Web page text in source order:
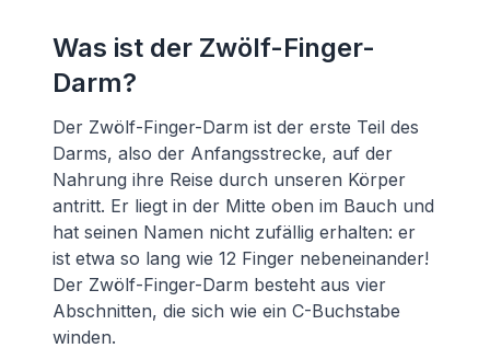
Was ist der Zwölf-Finger-
Darm?
Der Zwölf-Finger-Darm ist der erste Teil des
Darms, also der Anfangsstrecke, auf der
Nahrung ihre Reise durch unseren Körper
antritt. Er liegt in der Mitte oben im Bauch und
hat seinen Namen nicht zufällig erhalten: er
ist etwa so lang wie 12 Finger nebeneinander!
Der Zwölf-Finger-Darm besteht aus vier
Abschnitten, die sich wie ein C-Buchstabe
winden.